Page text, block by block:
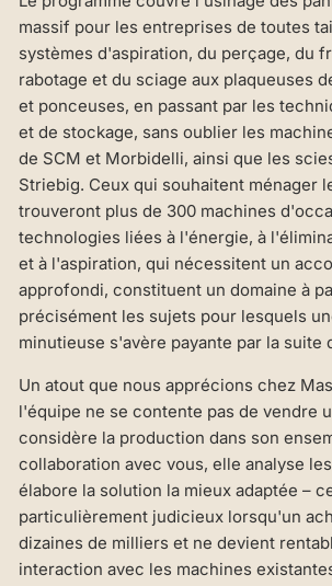
massif pour les entreprises de toutes
systèmes d'aspiration, du perçage, du
rabotage et du sciage aux plaqueuses
et ponceuses, en passant par les
et de stockage, sans oublier les
de SCM et Morbidelli, ainsi que les
Striebig. Ceux qui souhaitent ménager
trouveront plus de 300 machines
technologies liées à l'énergie, à
et à l'aspiration, qui nécessitent un
approfondi, constituent un domaine à
précisément les sujets pour lesquels
minutieuse s'avère payante par la suite
Un atout que nous apprécions chez
l'équipe ne se contente pas de vendre
considère la production dans son
collaboration avec vous, elle analyse
élabore la solution la mieux adaptée –
particulièrement judicieux lorsqu'un
dizaines de milliers et ne devient
interaction avec les machines